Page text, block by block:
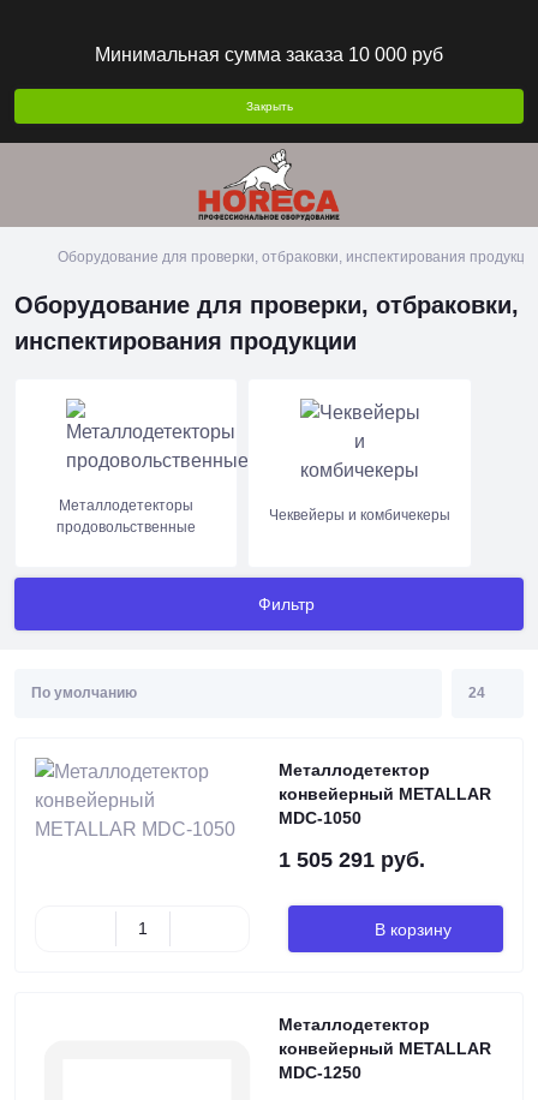
Минимальная сумма заказа 10 000 руб
Закрыть
Оборудование для проверки, отбраковки, инспектирования
Оборудование для проверки, отбраковки,
инспектирования продукции
Металлодетекторы
продовольственные
Чеквейеры и комбичекеры
Фильтр
Металлодетектор
конвейерный METALLAR
MDC-1050
1 505 291 руб.
В корзину
Металлодетектор
конвейерный METALLAR
MDC-1250